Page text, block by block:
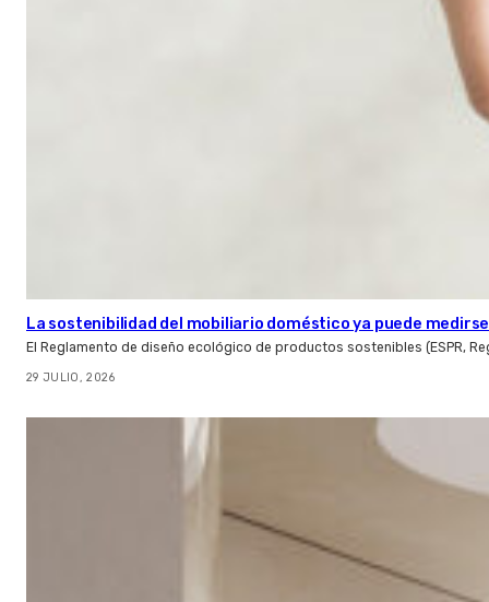
La sostenibilidad del mobiliario doméstico ya puede
El Reglamento de diseño ecológico de productos sostenibles (ESPR,
29 JULIO, 2026